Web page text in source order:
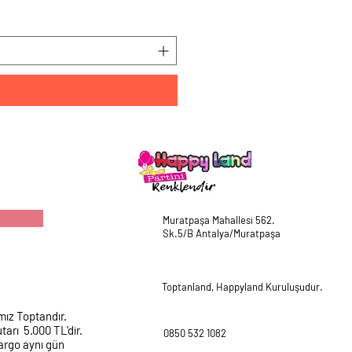
Toptandır.
5.000 TL'dir.
aynı gün
Muratpaşa Mahallesi 562.
Sk.5/B Antalya/Muratpaşa
Toptanland, Happyland Kuruluşudur.
0850 532 1082